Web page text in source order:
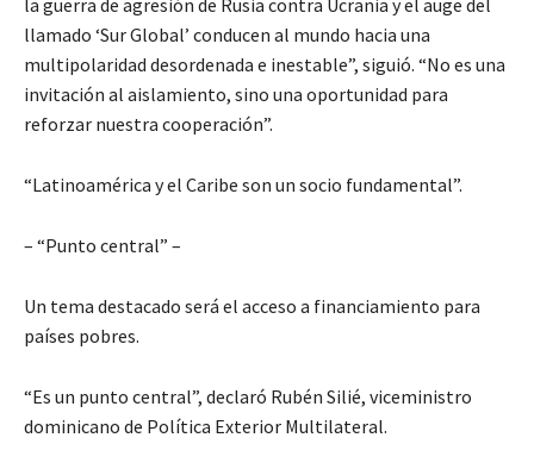
llamado ‘Sur Global’ conducen al mundo hacia una
multipolaridad desordenada e inestable”, siguió. “No es una
invitación al aislamiento, sino una oportunidad para
reforzar nuestra cooperación”.
“Latinoamérica y el Caribe son un socio fundamental”.
– “Punto central” –
Un tema destacado será el acceso a financiamiento para
países pobres.
“Es un punto central”, declaró Rubén Silié, viceministro
dominicano de Política Exterior Multilateral.